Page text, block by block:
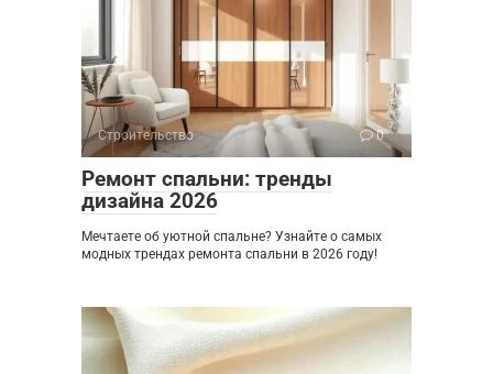
Строительство 0
Ремонт спальни: тренды
дизайна 2026
Мечтаете об уютной спальне? Узнайте о самых
модных трендах ремонта спальни в 2026 году!